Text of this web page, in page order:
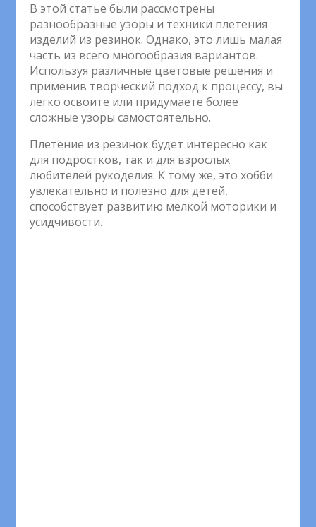
В этой статье были рассмотрены
разнообразные узоры и техники плетения
изделий из резинок. Однако, это лишь малая
часть из всего многообразия вариантов.
Используя различные цветовые решения и
применив творческий подход к процессу, вы
легко освоите или придумаете более
сложные узоры самостоятельно.
Плетение из резинок будет интересно как
для подростков, так и для взрослых
любителей рукоделия. К тому же, это хобби
увлекательно и полезно для детей,
способствует развитию мелкой моторики и
усидчивости.